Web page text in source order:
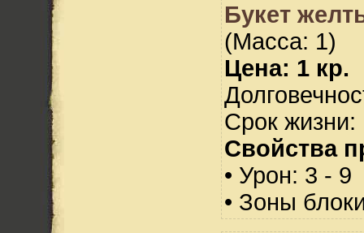
Букет
(Масса: 1)
Цена: 1 кр.
Срок жизни:
Свойства
• Урон: 3 - 9
• Зоны